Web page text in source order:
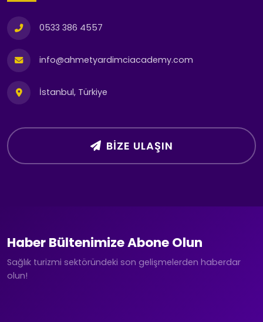
0533 386 4557
info@ahmetyardimciacademy.com
İstanbul, Türkiye
BIZE ULAŞIN
Haber Bültenimize Abone Olun
Sağlık turizmi sektöründeki son gelişmelerden haberdar
olun!